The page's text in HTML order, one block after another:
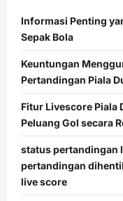
Informasi Penting
Sepak Bola
Keuntungan
Pertandingan Piala
Fitur Livescore Piala
Peluang Gol secara
status pertandingan
pertandingan
live score